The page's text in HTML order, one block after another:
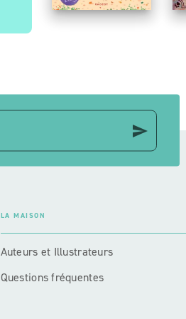
send
LA MAISON
Auteurs et Illustrateurs
Questions fréquentes